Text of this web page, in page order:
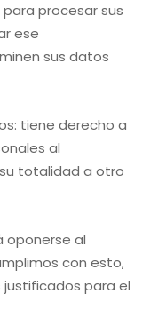
procesar sus
ese
sus datos
tiene derecho a
al
totalidad a otro
oponerse al
con esto,
para el